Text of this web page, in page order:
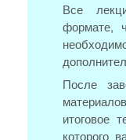
Все
формате,
После
итоговое
которого